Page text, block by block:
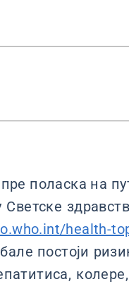
поласка на
Светске
health-
постоји